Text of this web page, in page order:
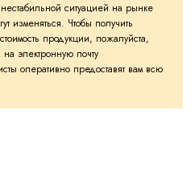
ситуацией на рынке
изменяться. Чтобы получить
продукции, пожалуйста,
электронную почту
оперативно предоставят вам всю